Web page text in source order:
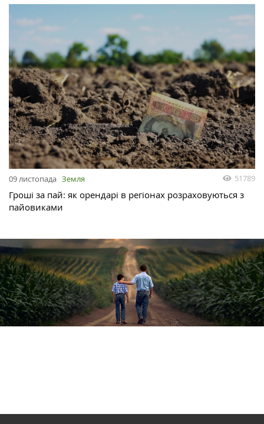
09 листопада Земля 51789
Гроші за пай: як орендарі в регіонах розраховуються з
пайовиками